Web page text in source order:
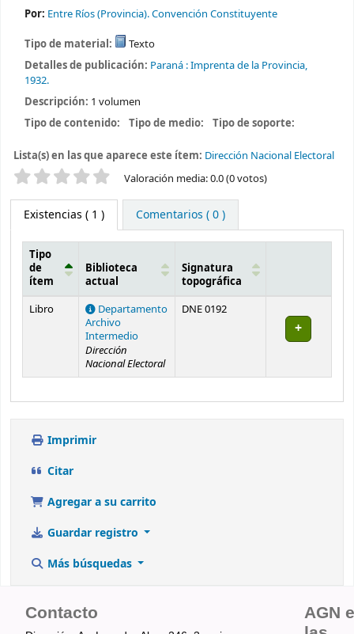
Por: Entre Ríos (Provincia). Convención Constituyente
Tipo de material:
Texto
Detalles de publicación: Paraná :Imprenta de la Provincia,
1932.
Descripción: 1 volumen
Tipo de contenido:
Tipo de medio: Tipo de soporte:
Lista(s) en las que aparece este ítem: Dirección Nacional Electoral
Valoración Valoración media: 0.0 (0 votos)
Existencias ( 1 ) Comentarios ( 0 )
Existencias
Tipo
de
ítem
Biblioteca
actual
Signatura
topográfica
Libro
Departamento
Archivo
Intermedio
Dirección
Nacional Electoral
DNE 0192
Imprimir
Citar
Agregar a su carrito
Guardar registro
Más búsquedas
Contacto
AGN